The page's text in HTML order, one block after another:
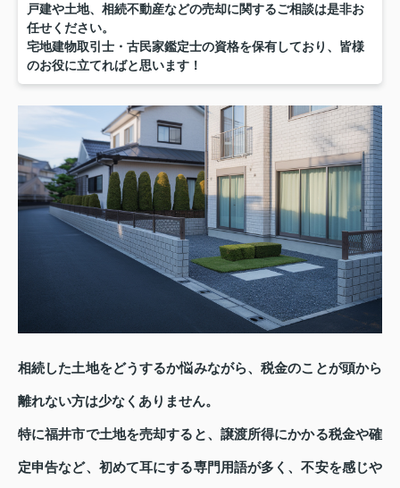
戸建や土地、相続不動産などの売却に関するご相談は是非お
任せください。
宅地建物取引士・古民家鑑定士の資格を保有しており、皆様
のお役に立てればと思います！
相続した土地をどうするか悩みながら、税金のことが頭から
離れない方は少なくありません。
特に福井市で土地を売却すると、譲渡所得にかかる税金や確
定申告など、初めて耳にする専門用語が多く、不安を感じや